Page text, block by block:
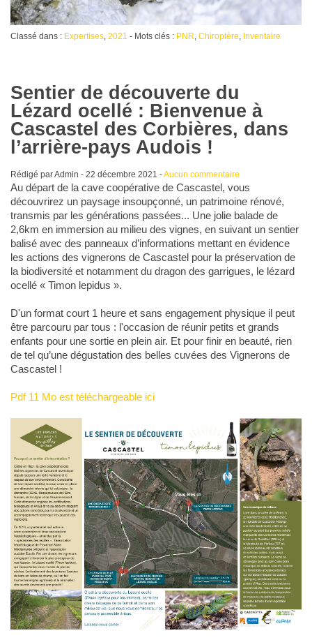
Classé dans : Expertises, 2021 - Mots clés : PNR Chiroptère Inventaire
Sentier de découverte du
Lézard ocellé : Bienvenue à
Cascastel des Corbières, dans
l’arrière-pays Audois !
Rédigé par Admin - 22 décembre 2021 -Aucun commentaire
Au départ de la cave coopérative de Cascastel, vous
découvrirez un paysage insoupçonné, un patrimoine rénové,
transmis par les générations passées... Une jolie balade de
2,6km en immersion au milieu des vignes, en suivant un sentier
balisé avec des panneaux d’informations mettant en évidence
les actions des vignerons de Cascastel pour la préservation de
la biodiversité et notamment du dragon des garrigues, le lézard
ocellé « Timon lepidus ».
D'un format court 1 heure et sans engagement physique il peut
être parcouru par tous : l'occasion de réunir petits et grands
enfants pour une sortie en plein air. Et pour finir en beauté, rien
de tel qu’une dégustation des belles cuvées des Vignerons de
Cascastel !
Pdf 11 Mo est téléchargeable ici